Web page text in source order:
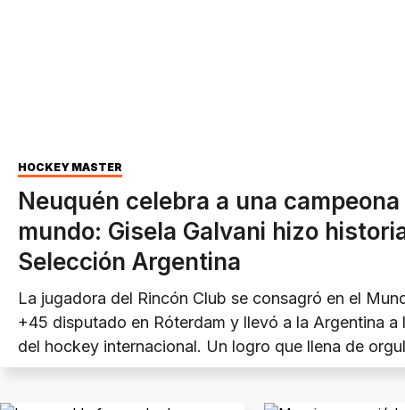
HOCKEY MÁSTER
Neuquén celebra a una campeona
mundo: Gisela Galvani hizo
Selección Argentina
La jugadora del Rincón Club se consagró en el
+45 disputado en Róterdam y llevó a la Argentina a
del hockey internacional. Un logro que llena de
deporte neuquino.